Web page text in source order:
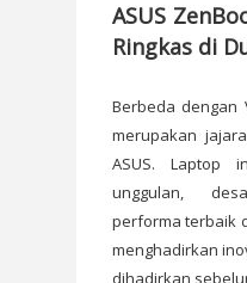
ASUS
Ringkas di
Berbeda dengan
merupakan
ASUS. Laptop
unggulan,
performa terbaik
menghadirkan
dihadirkan